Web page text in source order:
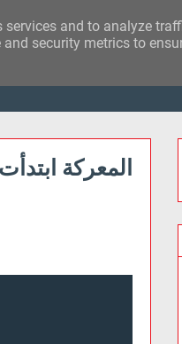
المعركة
and to analyze
security metrics to